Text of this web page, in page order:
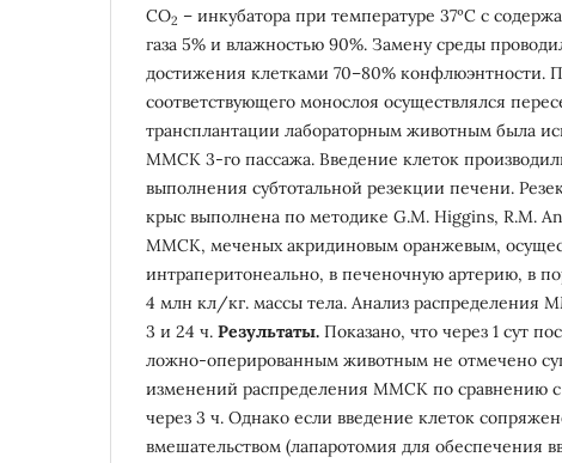
СО2 – инкубатора при температуре 37ºC с
газа 5% и влажностью 90%. Замену среды
достижения клетками 70–80% конфлюэнтности.
соответствующего монослоя осуществлялся
трансплантации лабораторным животным была
ММСК 3-го пассажа. Введение клеток
выполнения субтотальной резекции печени.
крыс выполнена по методике G.M. Higgins, R.M.
ММСК, меченых акридиновым оранжевым,
интраперитонеально, в печеночную артерию, в
4 млн кл/кг. массы тела. Анализ распределения
3 и 24 ч. Результаты. Показано, что через 1 сут
ложно-оперированным животным не отмечено
изменений распределения ММСК по сравнению
через 3 ч. Однако если введение клеток
вмешательством (лапаротомия для обеспечения